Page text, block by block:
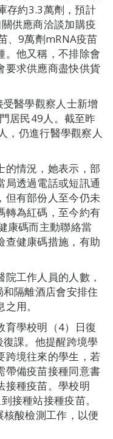
存約3.3萬劑，預計
供應商洽談加購疫
、9萬劑mRNA疫苗
。他又稱，不排除會
要求供應商盡快供貨
醫學觀察人士新增
居民49人。截至昨
，仍進行醫學觀察人
的情況，她表示，部
局透過電話或短訊通
但有部份人至今仍未
轉為紅碼，至今約有
康碼而主動聯絡當
查健康碼措施，有助
工作人員的人數，
隔離酒店會安排住
用。
育學校明（4）日復
課。他提醒跨境學
跨境往來的學生，若
帶備疫苗接種同意書
接種疫苗。學校明
接種站接種疫苗。
酸檢測工作，以便